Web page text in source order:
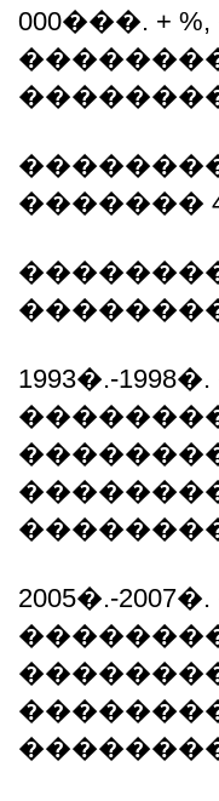
000���. +
�������
1993�.-
2005�.-